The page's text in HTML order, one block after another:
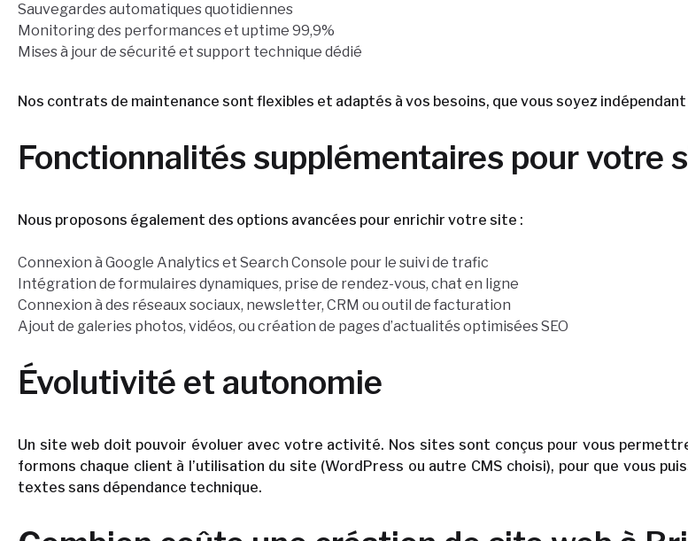
Sauvegardes automatiques quotidiennes
Monitoring des performances et uptime 99,9%
Mises à jour de sécurité et support technique dédié
Nos contrats de maintenance sont flexibles et adaptés à vos besoins, que vous soyez indépendant
Fonctionnalités supplémentaires pour votre
Nous proposons également des options avancées pour enrichir votre site :
Connexion à Google Analytics et Search Console pour le suivi de trafic
Intégration de formulaires dynamiques, prise de rendez-vous, chat en ligne
Connexion à des réseaux sociaux, newsletter, CRM ou outil de facturation
Ajout de galeries photos, vidéos, ou création de pages d’actualités optimisées SEO
Évolutivité et autonomie
Un site web doit pouvoir évoluer avec votre activité. Nos sites sont conçus pour vous
formons chaque client à l’utilisation du site (WordPress ou autre CMS choisi), pour que vous
textes sans dépendance technique.